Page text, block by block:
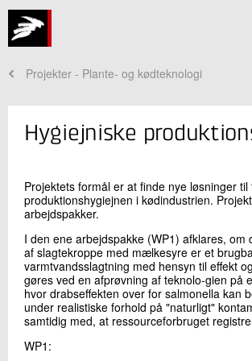
Projekter - Plante- og kødteknologi
Jeg er din kontaktperson
Lene Meinert
Fødevaresikkerhed og Kvalitet
Hygiejniske
Projektets formål er at finde nye løsninger
produktionshygiejnen i kødindustrien.
arbejdspakker.
I den ene arbejdspakke (WP1) afklares, om
af slagtekroppe med mælkesyre er et
varmtvandsslagtning med hensyn til effekt
gøres ved en afprøvning af teknolo-gien på
hvor drabseffekten over for salmonella kan
under realistiske forhold på "naturligt"
samtidig med, at ressourceforbruget
WP1: